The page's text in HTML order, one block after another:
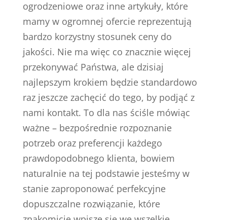
ogrodzeniowe oraz inne artykuły, które
mamy w ogromnej ofercie reprezentują
bardzo korzystny stosunek ceny do
jakości. Nie ma więc co znacznie więcej
przekonywać Państwa, ale dzisiaj
najlepszym krokiem będzie standardowo
raz jeszcze zachęcić do tego, by podjąć z
nami kontakt. To dla nas ściśle mówiąc
ważne – bezpośrednie rozpoznanie
potrzeb oraz preferencji każdego
prawdopodobnego klienta, bowiem
naturalnie na tej podstawie jesteśmy w
stanie zaproponować perfekcyjne
dopuszczalne rozwiązanie, które